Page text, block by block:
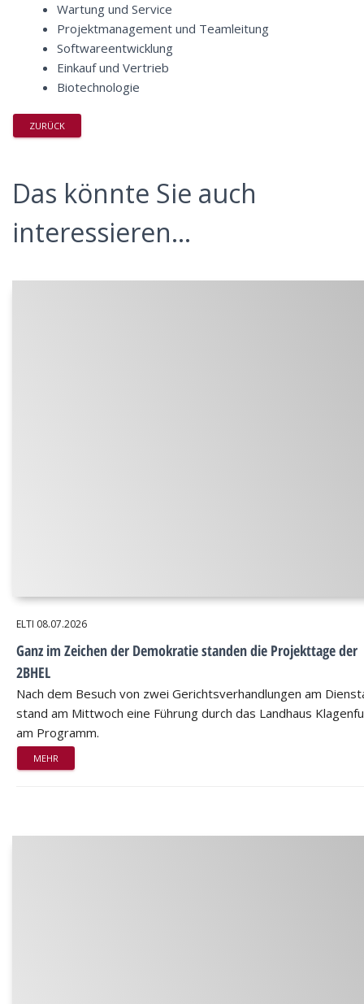
Wartung und Service
Projektmanagement und Teamleitung
Softwareentwicklung
Einkauf und Vertrieb
Biotechnologie
ZURÜCK
Das könnte Sie auch
interessieren...
ELTI 08.07.2026
Ganz im Zeichen der Demokratie standen die Projekttage der
2BHEL
Nach dem Besuch von zwei Gerichtsverhandlungen am
stand am Mittwoch eine Führung durch das Landhaus
am Programm.
MEHR